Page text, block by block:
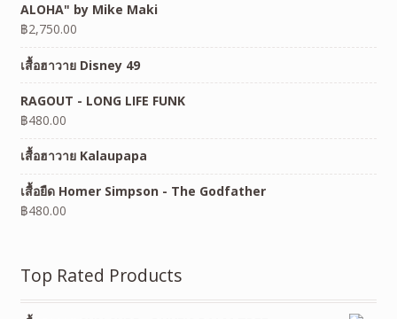
ALOHA" by Mike Maki
฿2,750.00
เสื้อฮาวาย Disney 49
RAGOUT - LONG LIFE FUNK
฿480.00
เสื้อฮาวาย Kalaupapa
เสื้อยืด Homer Simpson - The Godfather
฿480.00
Top Rated Products